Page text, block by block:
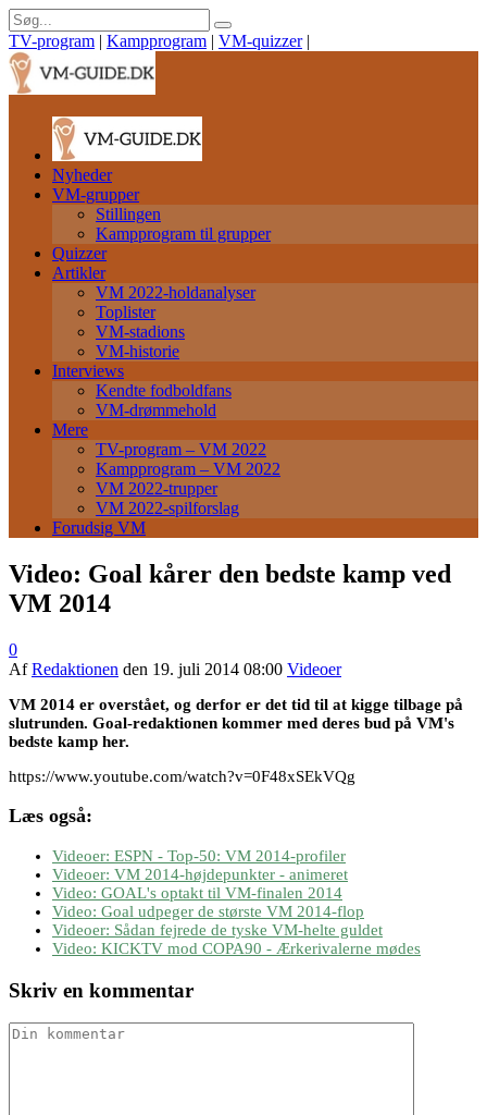
TV-program | Kampprogram | VM-quizzer |
Nyheder
VM-grupper
Stillingen
Kampprogram til grupper
Quizzer
Artikler
VM 2022-holdanalyser
Toplister
VM-stadions
VM-historie
Interviews
Kendte fodboldfans
VM-drømmehold
Mere
TV-program – VM 2022
Kampprogram – VM 2022
VM 2022-trupper
VM 2022-spilforslag
Forudsig VM
Video: Goal kårer den bedste kamp ved
VM 2014
0
AfRedaktionen den 19. juli 2014 08:00 Videoer
VM 2014 er overstået, og derfor er det tid til at kigge tilbage på
slutrunden. Goal-redaktionen kommer med deres bud på VM's
bedste kamp her.
https://www.youtube.com/watch?v=0F48xSEkVQg
Læs også:
Videoer: ESPN - Top-50: VM 2014-profiler
Videoer: VM 2014-højdepunkter - animeret
Video: GOAL's optakt til VM-finalen 2014
Video: Goal udpeger de største VM 2014-flop
Videoer: Sådan fejrede de tyske VM-helte guldet
Video: KICKTV mod COPA90 - Ærkerivalerne mødes
Skriv en kommentar